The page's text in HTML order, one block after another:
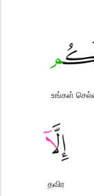
உங்கள்
தவிர